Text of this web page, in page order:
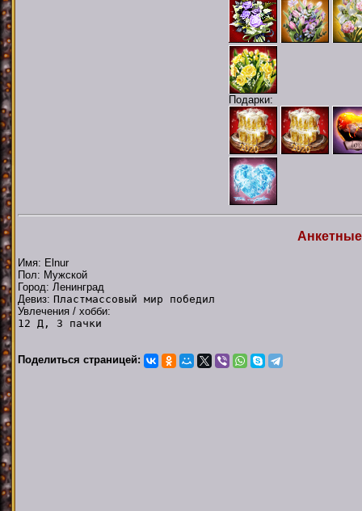
Подарки:
Имя: Elnur
Пол: Мужской
Город: Ленинград
Девиз: Пластмассовый мир победил
Увлечения / хобби:
12 Д, 3 пачки
Поделиться страницей: